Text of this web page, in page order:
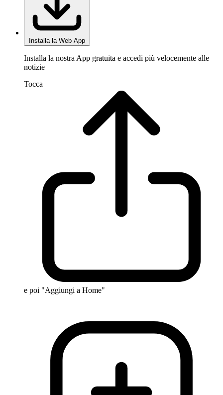
Installa la Web App
Installa la nostra App gratuita e accedi più velocemente alle
notizie
Tocca
e poi "Aggiungi a Home"